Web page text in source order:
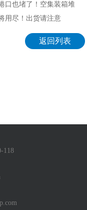
口也堵了！空集装箱堆
用尽！出货请注意
返回列表
118